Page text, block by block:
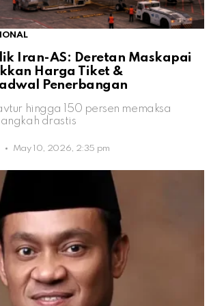
Iran-AS: Deretan Maskapai
Harga Tiket &
Penerbangan
hingga 150 persen memaksa
drastis
May 10, 2026, 2:35 pm